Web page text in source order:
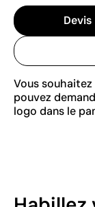
Vous
pouvez
logo dans le